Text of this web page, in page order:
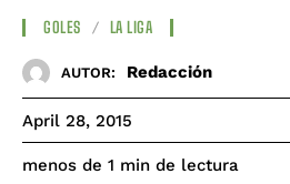
GOLES LA LIGA
AUTOR: Redacción
April 28, 2015
menos de 1 min de lectura